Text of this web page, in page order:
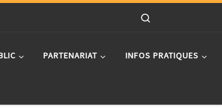
PARTENARIAT INFOS PRATIQUES